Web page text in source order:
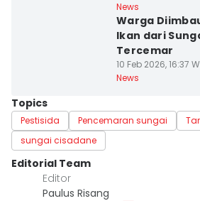
News
Warga
Ikan dari
Tercemar
10 Feb 2026, 16:37
News
Topics
Pestisida Pencemaran sungai
sungai cisadane
Editorial Team
Editor
Paulus Risang